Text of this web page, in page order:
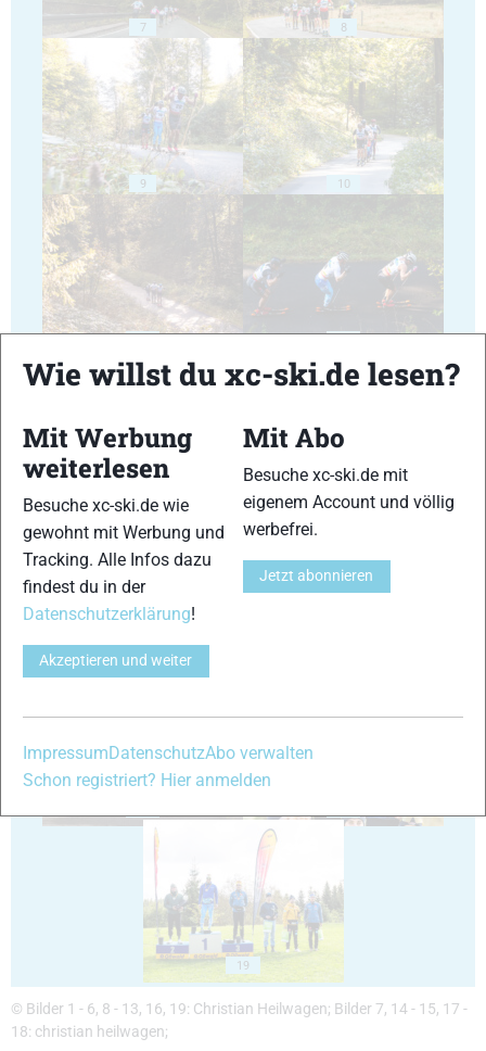
7 8
9 10
13 14
15
19
© Bilder 1 - 6, 8 - 13, 16, 19: Christian Heilwagen; Bilder 7, 14 - 15, 17 -
18: christian heilwagen;
Wie willst du xc-ski.de lesen?
Mit Werbung
weiterlesen
Besuche xc-ski.de wie
gewohnt mit Werbung und
Tracking. Alle Infos dazu
findest du in der
Datenschutzerklärung!
Akzeptieren und weiter
Mit Abo
Besuche xc-ski.de mit
eigenem Account und völlig
werbefrei.
Jetzt abonnieren
Impressum DatenschutzAbo verwalten
Schon registriert? Hier anmelden